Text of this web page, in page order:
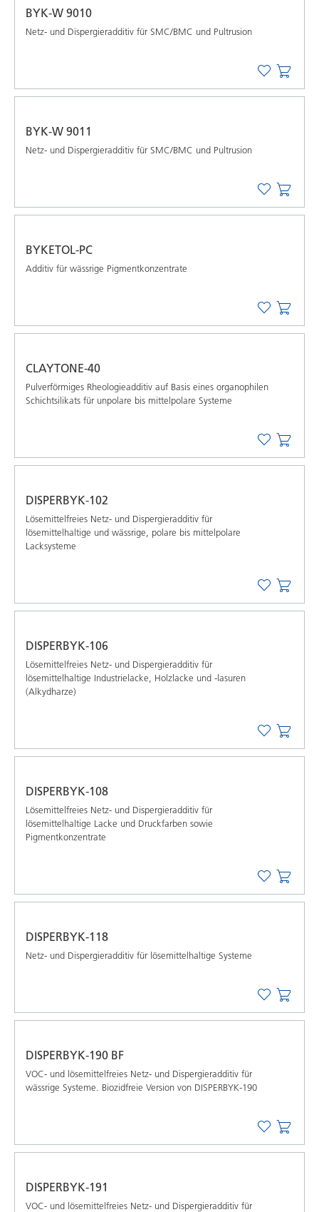
BYK-W 9010
Netz- und Dispergieradditiv für SMC/BMC und Pultrusion
BYK-W 9011
Netz- und Dispergieradditiv für SMC/BMC und Pultrusion
BYKETOL-PC
Additiv für wässrige Pigmentkonzentrate
CLAYTONE-40
Pulverförmiges Rheologieadditiv auf Basis eines organophilen
Schichtsilikats für unpolare bis mittelpolare Systeme
DISPERBYK-102
Lösemittelfreies Netz- und Dispergieradditiv für
lösemittelhaltige und wässrige, polare bis mittelpolare
Lacksysteme
DISPERBYK-106
Lösemittelfreies Netz- und Dispergieradditiv für
lösemittelhaltige Industrielacke, Holzlacke und -lasuren
(Alkydharze)
DISPERBYK-108
Lösemittelfreies Netz- und Dispergieradditiv für
lösemittelhaltige Lacke und Druckfarben sowie
Pigmentkonzentrate
DISPERBYK-118
Netz- und Dispergieradditiv für lösemittelhaltige Systeme
DISPERBYK-190 BF
VOC- und lösemittelfreies Netz- und Dispergieradditiv für
wässrige Systeme. Biozidfreie Version von DISPERBYK-190
DISPERBYK-191
VOC- und lösemittelfreies Netz- und Dispergieradditiv für